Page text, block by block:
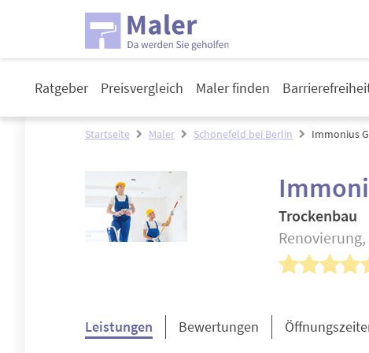
Ratgeber Preisvergleich Maler finden
Startseite Maler Schönefeld bei Berlin Immonius
Trockenbau
Leistungen Bewertungen